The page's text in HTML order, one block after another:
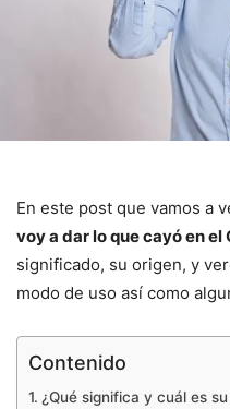
En este post que vamos a
voy a dar lo que cayó en el
significado, su origen, y
modo de uso así como
Contenido
¿Qué significa y cuál es